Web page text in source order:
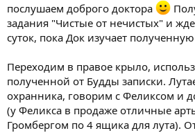
послушаем доброго доктора
задания "Чистые от нечистых" и
суток, пока Док изучает
Переходим в правое крыло,
полученной от Будды записки.
охранника, говорим с Феликсом и
(у Феликса в продаже отличные
Громбергом по 4 ящика для лута).